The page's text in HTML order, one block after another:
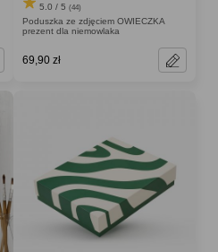
5.0 / 5 (44)
Poduszka ze zdjęciem OWIECZKA
prezent dla niemowlaka
69,90 zł